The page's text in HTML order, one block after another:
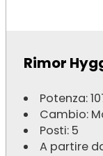
Scopri di più
Rimor
Potenza:
Cambio:
Posti: 5
A partire